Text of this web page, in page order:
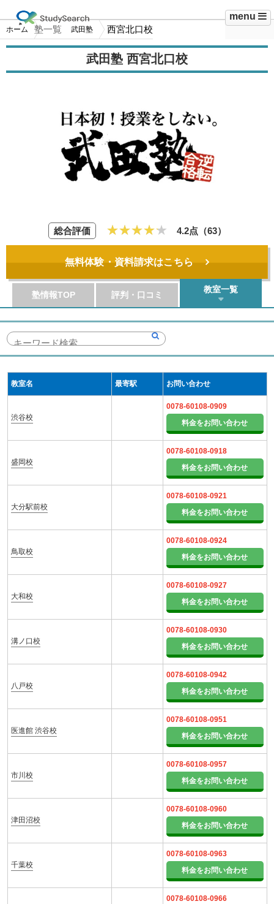
menu
ホーム 塾一覧 武田塾 西宮北口校
武田塾 西宮北口校
総合評価 4.2点（63）
無料体験・資料請求はこちら
塾情報TOP 評判・口コミ
教室一覧
教室名 最寄駅 お問い合わせ
渋谷校
0078-60108-0909
料金をお問い合わせ
盛岡校
0078-60108-0918
料金をお問い合わせ
大分駅前校
0078-60108-0921
料金をお問い合わせ
鳥取校
0078-60108-0924
料金をお問い合わせ
大和校
0078-60108-0927
料金をお問い合わせ
溝ノ口校
0078-60108-0930
料金をお問い合わせ
八戸校
0078-60108-0942
料金をお問い合わせ
医進館 渋谷校
0078-60108-0951
料金をお問い合わせ
市川校
0078-60108-0957
料金をお問い合わせ
津田沼校
0078-60108-0960
料金をお問い合わせ
千葉校
0078-60108-0963
料金をお問い合わせ
0078-60108-0966